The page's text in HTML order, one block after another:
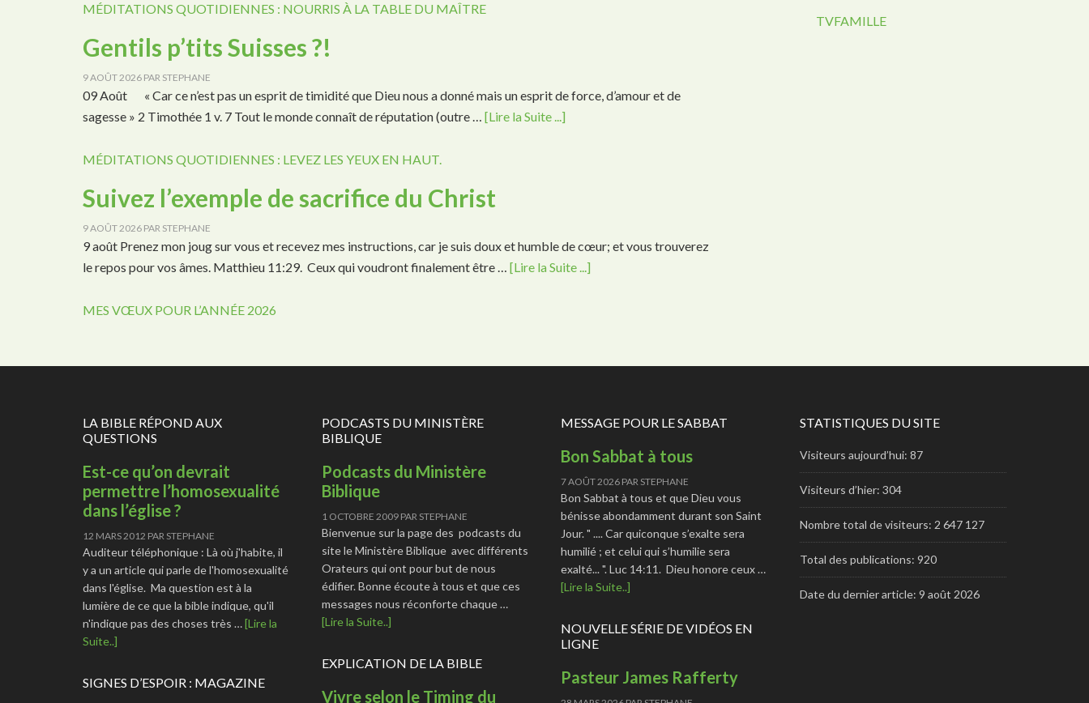
MÉDITATIONS QUOTIDIENNES : NOURRIS À LA TABLE DU MAÎTRE
Gentils p’tits Suisses ?!
9 AOÛT 2026 PAR STEPHANE
09 Août « Car ce n’est pas un esprit de timidité que Dieu nous a donné mais un esprit de force, d’amour et de
sagesse » 2 Timothée 1 v. 7 Tout le monde connaît de réputation (outre … [Lire la Suite ...]
MÉDITATIONS QUOTIDIENNES : LEVEZ LES YEUX EN HAUT.
Suivez l’exemple de sacrifice du Christ
9 AOÛT 2026 PAR STEPHANE
9 août Prenez mon joug sur vous et recevez mes instructions, car je suis doux et humble de cœur; et vous trouverez
le repos pour vos âmes. Matthieu 11:29. Ceux qui voudront finalement être … [Lire la Suite ...]
MES VŒUX POUR L’ANNÉE 2026
TVFAMILLE
LA BIBLE RÉPOND AUX
QUESTIONS
Est-ce qu’on devrait
permettre l’homosexualité
dans l’église ?
12 MARS 2012 PAR STEPHANE
Auditeur téléphonique : Là où j'habite, il
y a un article qui parle de l'homosexualité
dans l'église. Ma question est à la
lumière de ce que la bible indique, qu'il
n'indique pas des choses très …[Lire la
Suite..]
SIGNES D’ESPOIR : MAGAZINE
PODCASTS DU MINISTÈRE
BIBLIQUE
Podcasts du Ministère
Biblique
1 OCTOBRE 2009 PAR STEPHANE
Bienvenue sur la page des podcasts du
site le Ministère Biblique avec différents
Orateurs qui ont pour but de nous
édifier. Bonne écoute à tous et que ces
messages nous réconforte chaque …
[Lire la Suite..]
EXPLICATION DE LA BIBLE
Vivre selon le Timing du
MESSAGE POUR LE SABBAT
Bon Sabbat à tous
7 AOÛT 2026 PAR STEPHANE
Bon Sabbat à tous et que Dieu vous
bénisse abondamment durant son Saint
Jour. " .... Car quiconque s’exalte sera
humilié ; et celui qui s’humilie sera
exalté... ". Luc 14:11. Dieu honore ceux …
[Lire la Suite..]
NOUVELLE SÉRIE DE VIDÉOS EN
LIGNE
Pasteur James Rafferty
STATISTIQUES DU SITE
Visiteurs aujourd’hui: 87
Visiteurs d’hier: 304
Nombre total de visiteurs: 2 647 127
Total des publications: 920
Date du dernier article: 9 août 2026